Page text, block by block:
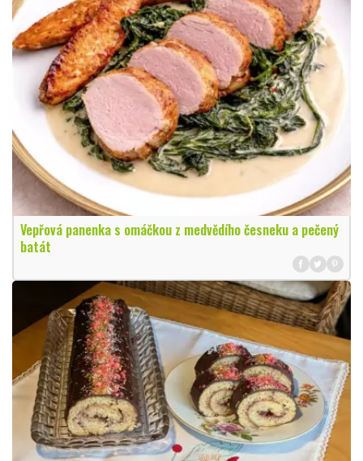
Vepřová panenka s omáčkou z medvědího česneku a pečený
batát